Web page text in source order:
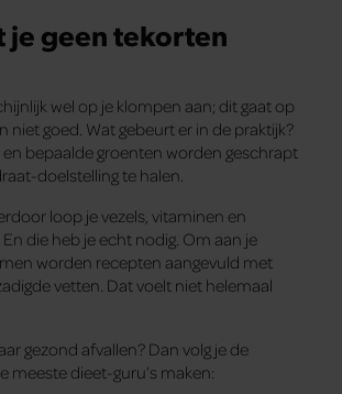
je geen tekorten
wel op je klompen aan; dit gaat op
niet goed. Wat gebeurt er in de praktijk?
en bepaalde groenten worden geschrapt
doelstelling te halen.
loop je vezels, vitaminen en
die heb je echt nodig. Om aan je
worden recepten aangevuld met
vetten. Dat voelt niet helemaal
gezond afvallen? Dan volg je de
meeste dieet-guru’s maken: